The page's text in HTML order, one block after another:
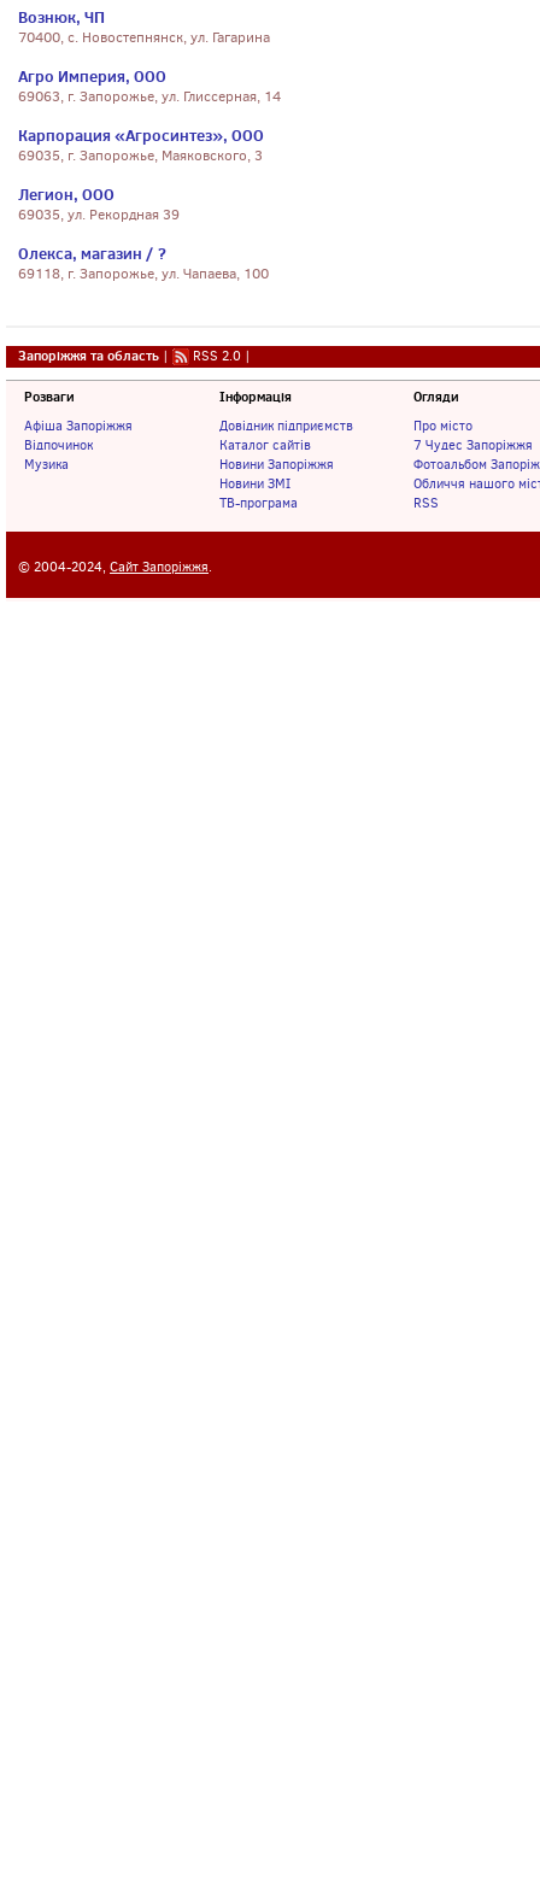
Вознюк, ЧП
70400, с. Новостепнянск, ул. Гагарина
Агро Империя, ООО
69063, г. Запорожье, ул. Глиссерная, 14
Карпорация «Агросинтез», ООО
69035, г. Запорожье, Маяковского, 3
Легион, ООО
69035, ул. Рекордная 39
Олекса, магазин / ?
69118, г. Запорожье, ул. Чапаева, 100
Запоріжжя та область | RSS 2.0 |
Розваги
Афіша Запоріжжя
Відпочинок
Музика
Інформація
Довідник підприємств
Каталог сайтів
Новини Запоріжжя
Новини ЗМІ
ТВ-програма
Огляди
Про місто
7 Чудес Запоріжжя
Фотоальбом
Обличчя нашого
RSS
© 2004-2024, Сайт Запоріжжя.